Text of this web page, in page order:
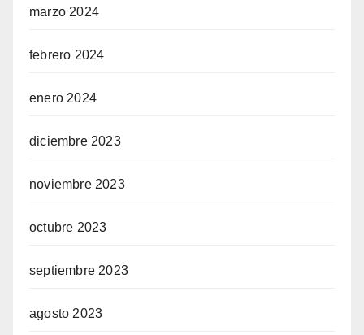
marzo 2024
febrero 2024
enero 2024
diciembre 2023
noviembre 2023
octubre 2023
septiembre 2023
agosto 2023